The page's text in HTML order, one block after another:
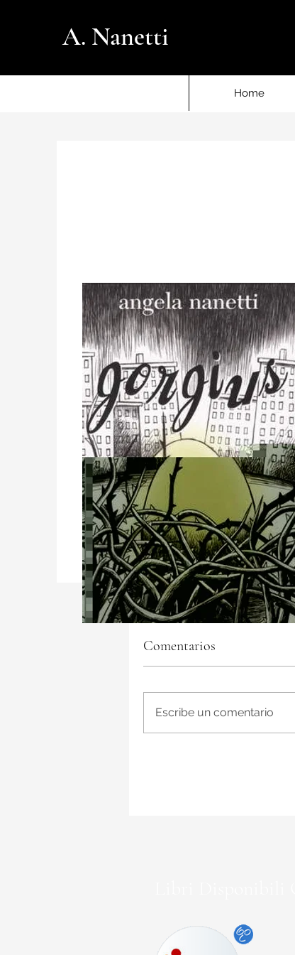
A. Nanetti
Home
Comentarios
Escribe un comentario